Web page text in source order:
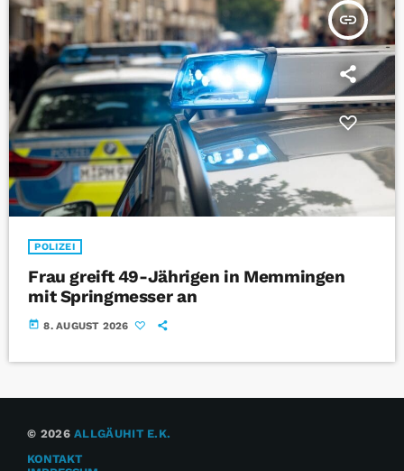
insert_link
POLIZEI
Frau greift 49-Jährigen in Memmingen
mit Springmesser an
today 8. AUGUST 2026
© 2026ALLGÄUHIT E.K.
KONTAKT